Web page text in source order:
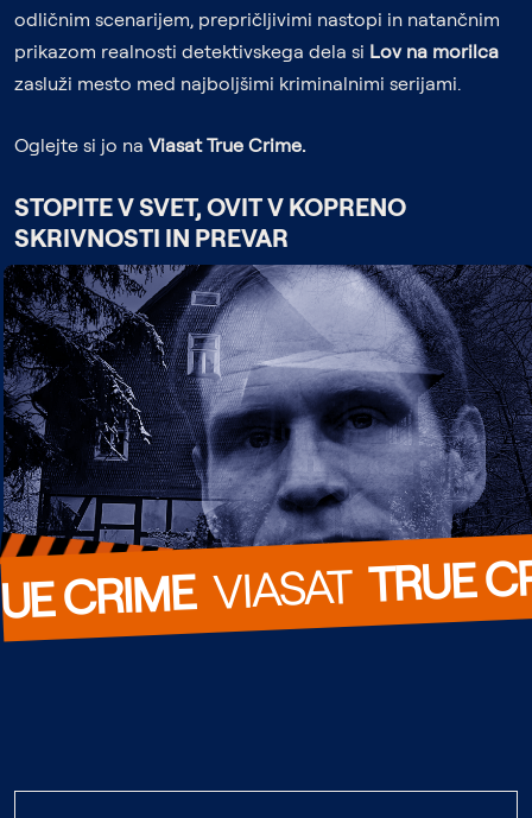
odličnim scenarijem, prepričljivimi nastopi in natančnim
prikazom realnosti detektivskega dela si Lov na morilca
zasluži mesto med najboljšimi kriminalnimi serijami.
Oglejte si jo na Viasat True Crime.
STOPITE V SVET, OVIT V KOPRENO
SKRIVNOSTI IN PREVAR
CRIME VIASAT TRUE